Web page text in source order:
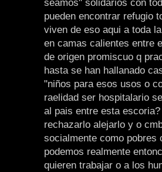
seamos" solidarios con
pueden encontrar refugio
viven de eso aqui a toda
en camas calientes entre
de origen promiscuo q
hasta se han hallanado
"niños para esos usos o
raelidad ser hospitalario
al pais entre esta
rechazarlo alejarlo y o
socialmente como pobres
podemos realmente
quieren trabajar o a los